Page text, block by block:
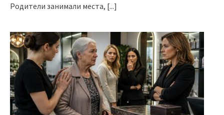
Родители занимали места, [...]